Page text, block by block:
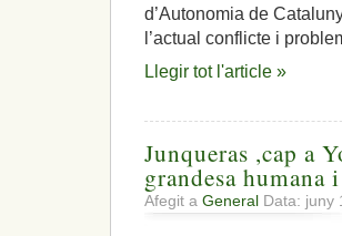
d’Autonomia de
l’actual conflicte i
Llegir tot l'article »
Junqueras ,cap a
grandesa humana
Afegit a General Data: juny